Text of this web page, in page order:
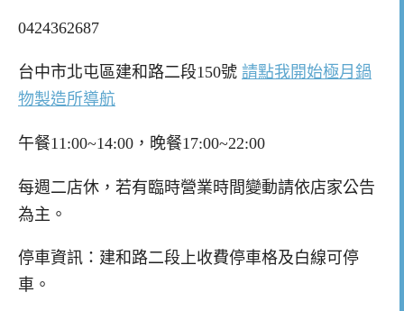
0424362687
台中市北屯區建和路二段150號 請點我開始極月鍋
物製造所導航
午餐11:00~14:00，晚餐17:00~22:00
每週二店休，若有臨時營業時間變動請依店家公告
為主。
停車資訊：建和路二段上收費停車格及白線可停
車。